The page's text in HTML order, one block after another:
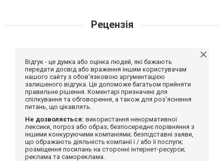
Рецензія
Відгук - це думка або оцінка людей, які бажають
передати досвід або враження іншим користувачам
нашого сайту з обов'язковою аргументацією
залишеного відгука. Це допоможе багатьом прийняти
правильне рішення. Коментарі призначені для
спілкування та обговорення, а також для роз'яснення
питань, що цікавлять.
Не дозволяється: використання ненормативної
лексики, погроз або образ; безпосереднє порівняння з
іншими конкуруючими компаніями; безпідставні заяви,
що ображають діяльність компанії і / або її послуги;
розміщення посилань на сторонні інтернет-ресурси;
реклама та самореклама.